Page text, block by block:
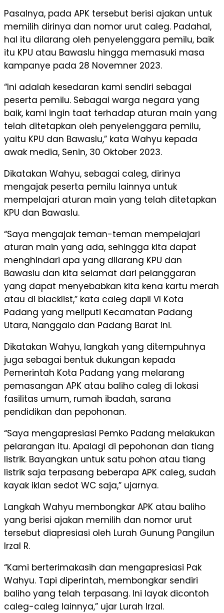
Pasalnya, pada APK tersebut berisi ajakan untuk
memilih dirinya dan nomor urut caleg. Padahal,
hal itu dilarang oleh penyelenggara pemilu, baik
itu KPU atau Bawaslu hingga memasuki masa
kampanye pada 28 Novemner 2023.
“Ini adalah kesedaran kami sendiri sebagai
peserta pemilu. Sebagai warga negara yang
baik, kami ingin taat terhadap aturan main yang
telah ditetapkan oleh penyelenggara pemilu,
yaitu KPU dan Bawaslu,” kata Wahyu kepada
awak media, Senin, 30 Oktober 2023.
Dikatakan Wahyu, sebagai caleg, dirinya
mengajak peserta pemilu lainnya untuk
mempelajari aturan main yang telah ditetapkan
KPU dan Bawaslu.
“Saya mengajak teman-teman mempelajari
aturan main yang ada, sehingga kita dapat
menghindari apa yang dilarang KPU dan
Bawaslu dan kita selamat dari pelanggaran
yang dapat menyebabkan kita kena kartu merah
atau di blacklist,” kata caleg dapil VI Kota
Padang yang meliputi Kecamatan Padang
Utara, Nanggalo dan Padang Barat ini.
Dikatakan Wahyu, langkah yang ditempuhnya
juga sebagai bentuk dukungan kepada
Pemerintah Kota Padang yang melarang
pemasangan APK atau baliho caleg di lokasi
fasilitas umum, rumah ibadah, sarana
pendidikan dan pepohonan.
“Saya mengapresiasi Pemko Padang melakukan
pelarangan itu. Apalagi di pepohonan dan tiang
listrik. Bayangkan untuk satu pohon atau tiang
listrik saja terpasang beberapa APK caleg, sudah
kayak iklan sedot WC saja,” ujarnya.
Langkah Wahyu membongkar APK atau baliho
yang berisi ajakan memilih dan nomor urut
tersebut diapresiasi oleh Lurah Gunung Pangilun
Irzal R.
“Kami berterimakasih dan mengapresiasi Pak
Wahyu. Tapi diperintah, membongkar sendiri
baliho yang telah terpasang. Ini layak dicontoh
caleg-caleg lainnya,” ujar Lurah Irzal.